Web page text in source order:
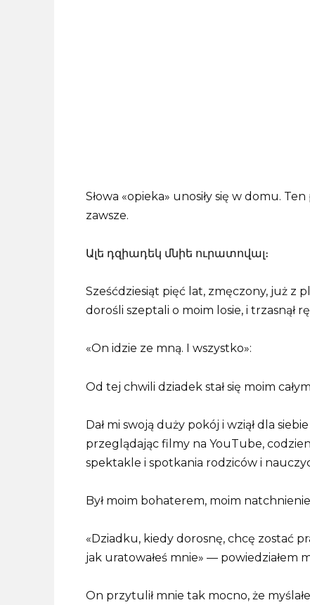
Słowa «opieka» unosiły się w domu.
zawsze.
Ալե դզիադեկ մնիե ուրատովալ։
Sześćdziesiąt pięć lat, zmęczony, już z
dorośli szeptali o moim losie, i trzasnął
«On idzie ze mną. I wszystko»:
Od tej chwili dziadek stał się moim
Dał mi swoją duży pokój i wziął dla
przeglądając filmy na YouTube,
spektakle i spotkania rodziców i
Był moim bohaterem, moim
«Dziadku, kiedy dorosnę, chcę zostać
jak uratowałeś mnie» — powiedziałem
On przytulił mnie tak mocno, że